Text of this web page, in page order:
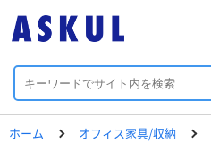
ホーム オフィス家具/収納